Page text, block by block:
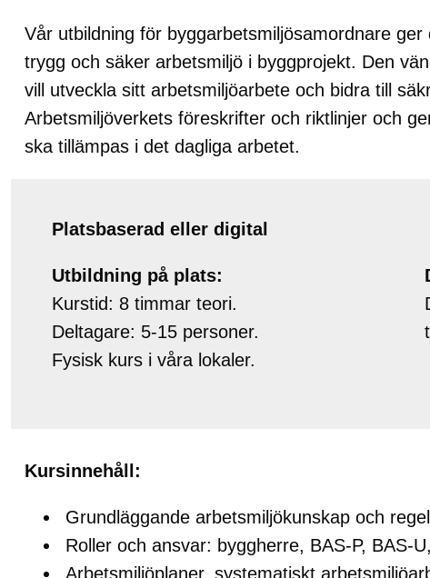
Vår utbildning för byggarbetsmiljösamordnare
trygg och säker arbetsmiljö i byggprojekt. Den
vill utveckla sitt arbetsmiljöarbete och bidra till
Arbetsmiljöverkets föreskrifter och riktlinjer och
ska tillämpas i det dagliga arbetet.
Platsbaserad eller digital
Utbildning på plats:
Kurstid: 8 timmar teori.
Deltagare: 5-15 personer.
Fysisk kurs i våra lokaler.
Kursinnehåll:
Grundläggande arbetsmiljökunskap och
Roller och ansvar: byggherre, BAS-P, BAS-
Arbetsmiljöplaner, systematiskt